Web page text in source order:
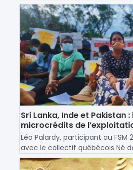
Sri Lanka, Inde et Pakistan :
microcrédits de
Léo Palardy, participant au FSM
avec le collectif québécois Né